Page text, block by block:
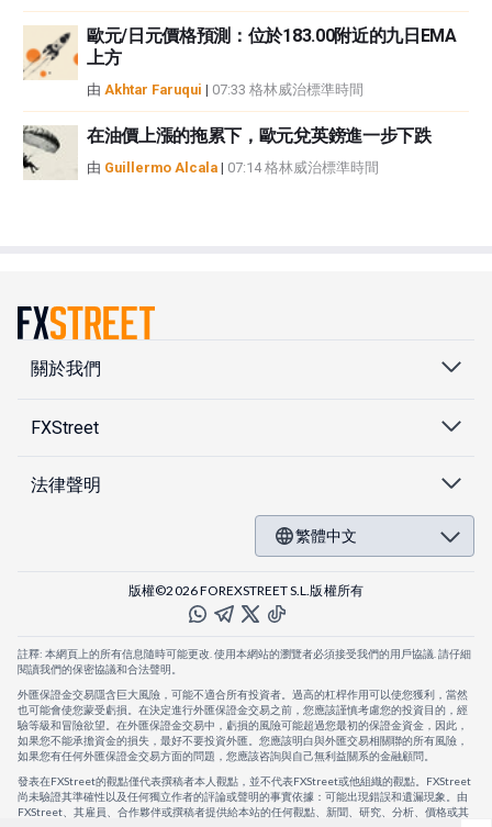
歐元/日元價格預測：位於183.00附近的九日EMA
上方
由 Akhtar Faruqui | 07:33 格林威治標準時間
在油價上漲的拖累下，歐元兌英鎊進一步下跌
由 Guillermo Alcala | 07:14 格林威治標準時間
關於我們
FXStreet
法律聲明
繁體中文
版權©2026 FOREXSTREET S.L.版權所有
註釋: 本網頁上的所有信息隨時可能更改. 使用本網站的瀏覽者必須接受我們的用戶協議. 請仔細
閱讀我們的保密協議和合法聲明。
外匯保證金交易隱含巨大風險，可能不適合所有投資者。過高的杠桿作用可以使您獲利，當然
也可能會使您蒙受虧損。在決定進行外匯保證金交易之前，您應該謹慎考慮您的投資目的，經
驗等級和冒險欲望。在外匯保證金交易中，虧損的風險可能超過您最初的保證金資金，因此，
如果您不能承擔資金的損失，最好不要投資外匯。您應該明白與外匯交易相關聯的所有風險，
如果您有任何外匯保證金交易方面的問題，您應該咨詢與自己無利益關系的金融顧問。
發表在FXStreet的觀點僅代表撰稿者本人觀點，並不代表FXStreet或他組織的觀點。FXStreet
尚未驗證其準確性以及任何獨立作者的評論或聲明的事實依據：可能出現錯誤和遺漏現象。由
FXStreet、其雇員、合作夥伴或撰稿者提供給本站的任何觀點、新聞、研究、分析、價格或其